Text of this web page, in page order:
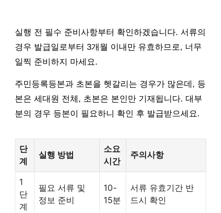
실행 전 필수 준비사항부터 확인하겠습니다. 서류의
경우 발급일로부터 3개월 이내만 유효하므로, 너무
일찍 준비하지 마세요.
주민등록등본과 초본을 헷갈리는 경우가 많은데, 등
본은 세대원 전체, 초본은 본인만 기재됩니다. 대부
분의 경우 등본이 필요하니 확인 후 발급받으세요.
단
계
실행 방법
소요
시간
주의사항
1
단
계
필요 서류 및
정보 준비
10-
15분
서류 유효기간 반
드시 확인